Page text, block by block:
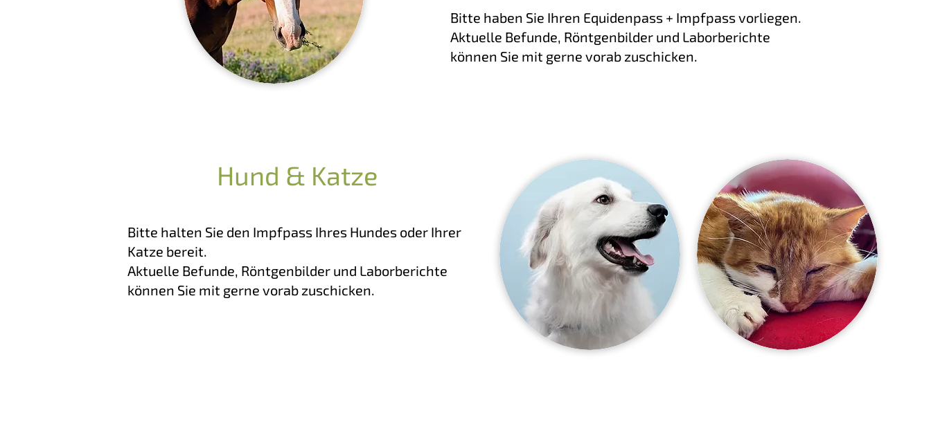
Bitte haben Sie Ihren Equidenpass + Impfpass vorliegen.
Aktuelle Befunde, Röntgenbilder und Laborberichte
können Sie mit gerne vorab zuschicken.
Hund & Katze
Bitte halten Sie den Impfpass Ihres Hundes oder Ihrer
Katze bereit.
Aktuelle Befunde, Röntgenbilder und Laborberichte
können Sie mit gerne vorab zuschicken.